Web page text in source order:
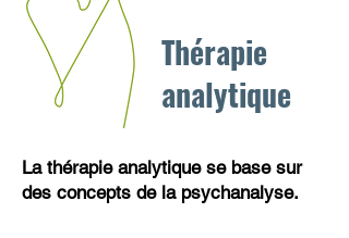
Thérapie
analytique
La thérapie analytique se base sur
des concepts de la psychanalyse.